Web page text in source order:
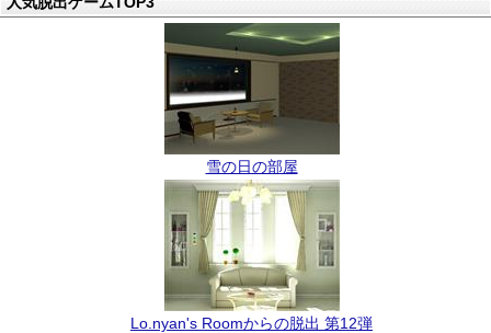
雪の日の部屋
Lo.nyan's Roomからの脱出 第12弾